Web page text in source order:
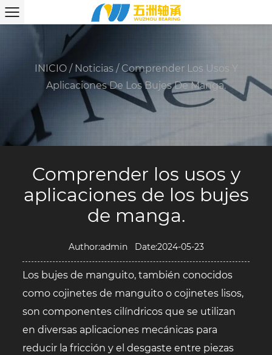
INICIO/ Noticias/ Comprender Los Usos Y
Aplicaciones De Los Bujes De Manga.
Comprender los usos y
aplicaciones de los bujes
de manga.
Author:admin Date:2024-05-23
Los bujes de manguito, también conocidos
como cojinetes de manguito o cojinetes lisos,
son componentes cilíndricos que se utilizan
en diversas aplicaciones mecánicas para
reducir la fricción y el desgaste entre piezas